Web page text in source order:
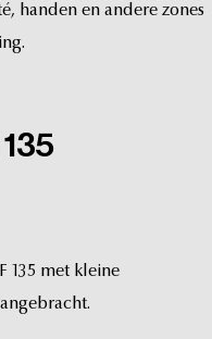
handen en andere zones
135
135 met kleine